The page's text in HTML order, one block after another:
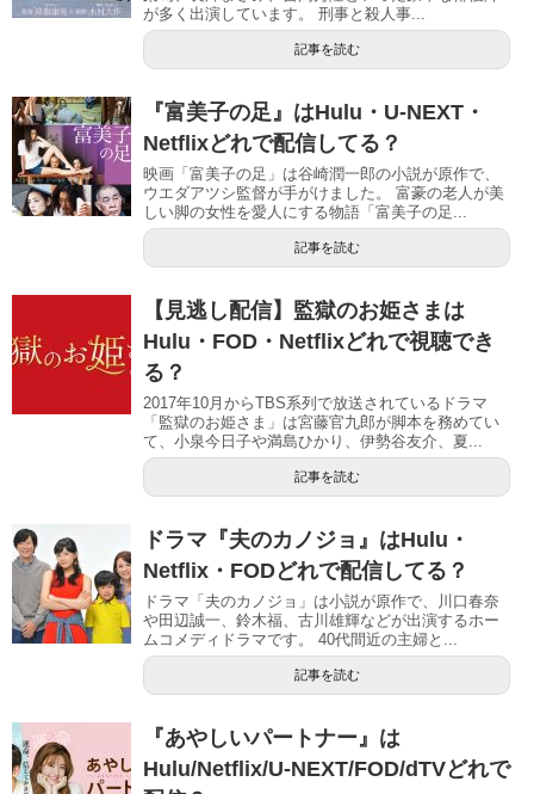
が多く出演しています。 刑事と殺人事...
記事を読む
『富美子の足』はHulu・U-NEXT・
Netflixどれで配信してる？
映画「富美子の足」は谷崎潤一郎の小説が原作で、
ウエダアツシ監督が手がけました。 富豪の老人が美
しい脚の女性を愛人にする物語「富美子の足...
記事を読む
【見逃し配信】監獄のお姫さまは
Hulu・FOD・Netflixどれで視聴でき
る？
2017年10月からTBS系列で放送されているドラマ
「監獄のお姫さま」は宮藤官九郎が脚本を務めてい
て、小泉今日子や満島ひかり、伊勢谷友介、夏...
記事を読む
ドラマ『夫のカノジョ』はHulu・
Netflix・FODどれで配信してる？
ドラマ「夫のカノジョ」は小説が原作で、川口春奈
や田辺誠一、鈴木福、古川雄輝などが出演するホー
ムコメディドラマです。 40代間近の主婦と...
記事を読む
『あやしいパートナー』は
Hulu/Netflix/U-NEXT/FOD/dTVどれで